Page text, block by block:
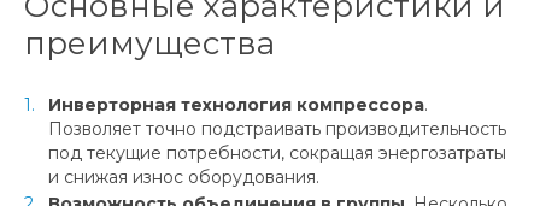
преимущества
Инверторная технология компрессора.
Позволяет точно подстраивать производительность
под текущие потребности, сокращая энергозатраты
и снижая износ оборудования.